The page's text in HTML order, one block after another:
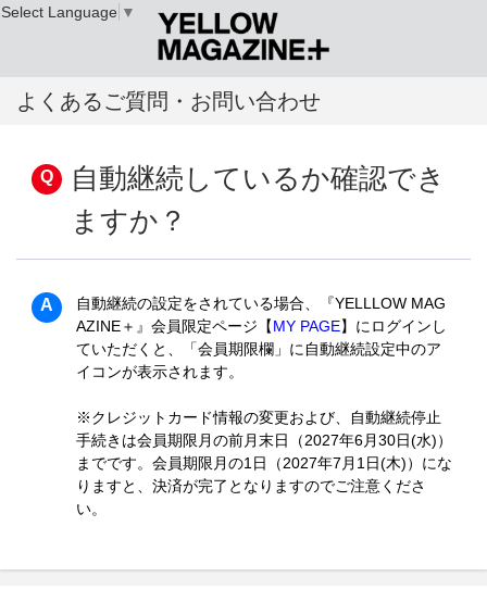
よくあるご質問・お問い合わせ
自動継続しているか確認でき
ますか？
自動継続の設定をされている場合、『YELLLOW MAG
AZINE＋』会員限定ページ【MY PAGE】にログインし
ていただくと、「会員期限欄」に自動継続設定中のア
イコンが表示されます。
※クレジットカード情報の変更および、自動継続停止
手続きは会員期限月の前月末日（2027年6月30日(水)）
までです。会員期限月の1日（2027年7月1日(木)）にな
りますと、決済が完了となりますのでご注意くださ
い。
Select Language ▼